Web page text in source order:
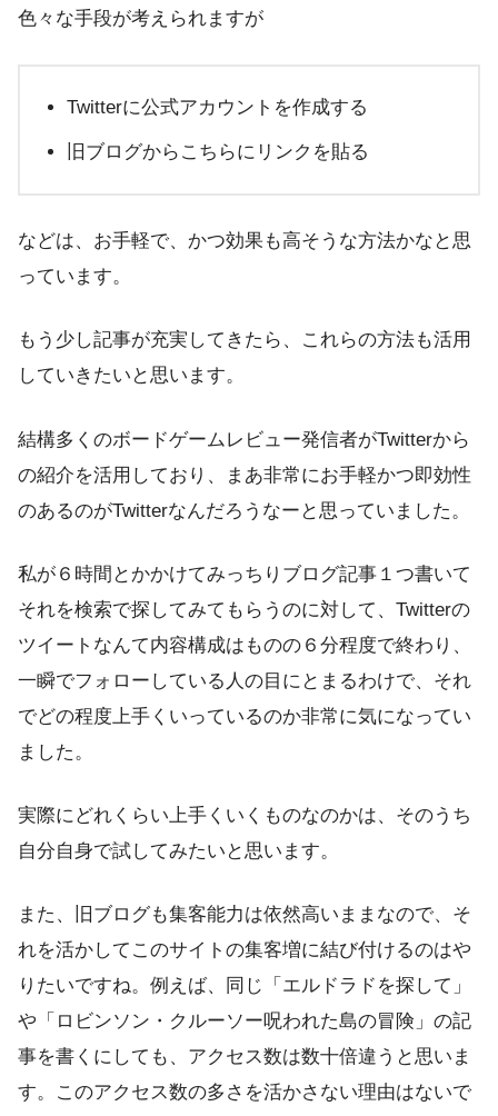
色々な手段が考えられますが
Twitterに公式アカウントを作成する
旧 ブログからこちらにリンクを貼る
などは、お手軽で、かつ効果も高そうな方法かなと思
っています。
もう少し記事が充実してきたら、これらの方法も活用
していきたいと思います。
結構多くのボードゲームレビュー発信者がTwitterから
の紹介を活用しており、まあ非常にお手軽かつ即効性
のあるのがTwitterなんだろうなーと思っていました。
私が６時間とかかけてみっちりブログ記事１つ書いて
それを検索で探してみてもらうのに対して、Twitterの
ツイートなんて内容構成はものの６分程度で終わり、
一瞬でフォローしている人の目にとまるわけで、それ
でどの程度上手くいっているのか非常に気になってい
ました。
実際にどれくらい上手くいくものなのかは、そのうち
自分自身で試してみたいと思います。
また、
旧ブログも集客能力は依然高いままなので、そ
れを活かしてこのサイトの集客増に結び付けるのはや
りたいですね。例えば、同じ「エルドラドを探して」
や「ロビンソン・クルーソー呪われた島の冒険」の記
事を書くにしても、アクセス数は数十倍違うと思いま
す。このアクセス数の多さを活かさない理由はないで